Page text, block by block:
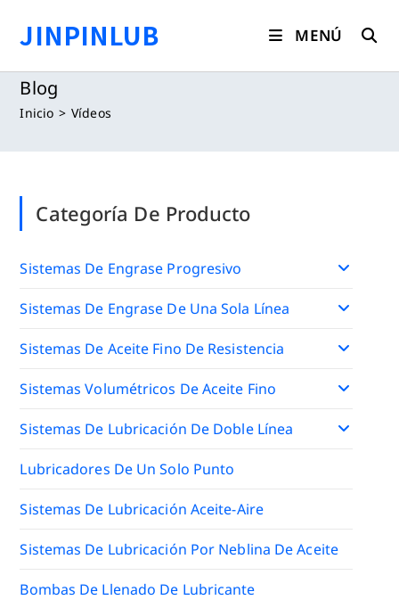
contenido
JINPINLUB MENÚ
Blog
Inicio > Vídeos
Categoría De Producto
Sistemas De Engrase Progresivo
Sistemas De Engrase De Una Sola Línea
Sistemas De Aceite Fino De Resistencia
Sistemas Volumétricos De Aceite Fino
Sistemas De Lubricación De Doble Línea
Lubricadores De Un Solo Punto
Sistemas De Lubricación Aceite-Aire
Sistemas De Lubricación Por Neblina De Aceite
Bombas De Llenado De Lubricante